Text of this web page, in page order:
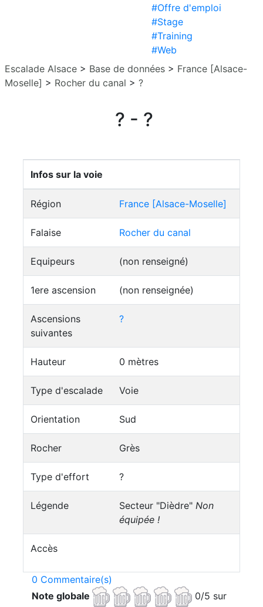
#Offre d'emploi
#Stage
#Training
#Web
Escalade Alsace > Base de données > France [Alsace-
Moselle] > Rocher du canal > ?
? - ?
Infos sur la voie
Région France [Alsace-Moselle]
Falaise Rocher du canal
Equipeurs (non renseigné)
1ere ascension (non renseignée)
Ascensions
suivantes
?
Hauteur 0 mètres
Type d'escalade Voie
Orientation Sud
Rocher Grès
Type d'effort ?
Légende Secteur "Dièdre" Non
équipée !
Accès
0 Commentaire(s)
Note globale
0/5 sur